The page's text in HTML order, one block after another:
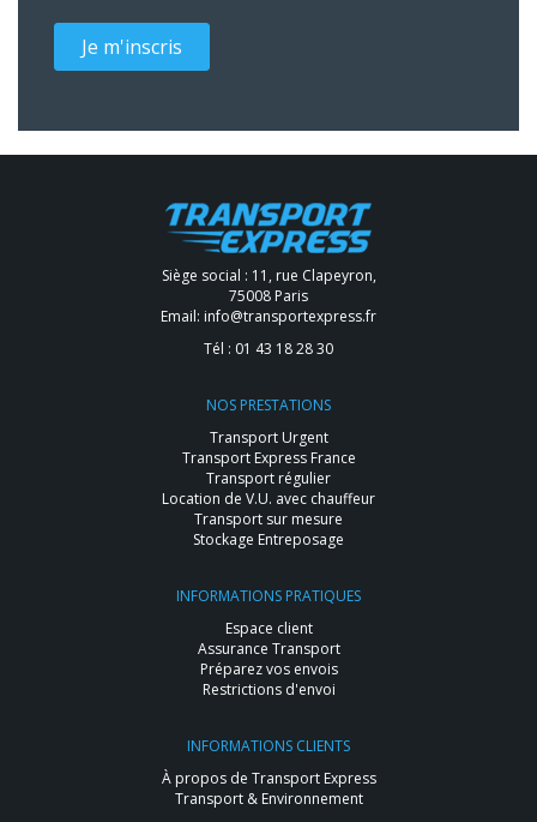
Je m'inscris
Siège social : 11, rue Clapeyron,
75008 Paris
Email: info@transportexpress.fr
Tél : 01 43 18 28 30
NOS PRESTATIONS
Transport Urgent
Transport Express France
Transport régulier
Location de V.U. avec chauffeur
Transport sur mesure
Stockage Entreposage
INFORMATIONS PRATIQUES
Espace client
Assurance Transport
Préparez vos envois
Restrictions d'envoi
INFORMATIONS CLIENTS
À propos de Transport Express
Transport & Environnement